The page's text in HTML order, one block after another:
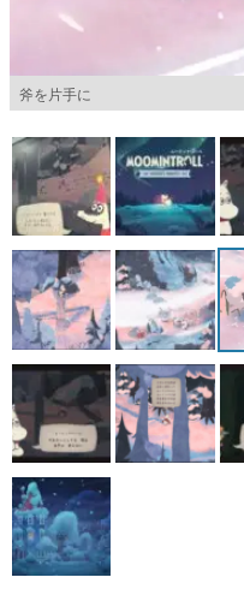
マンガ
女性向け
その他
電ファミニコゲーマーとは？
運営：株式会社マレ
斧を片手に